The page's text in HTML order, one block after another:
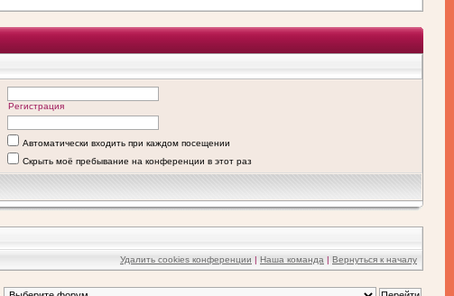
Регистрация
Автоматически входить при каждом посещении
Скрыть моё пребывание на конференции в этот раз
Удалить cookies конференции | Наша команда | Вернуться к началу